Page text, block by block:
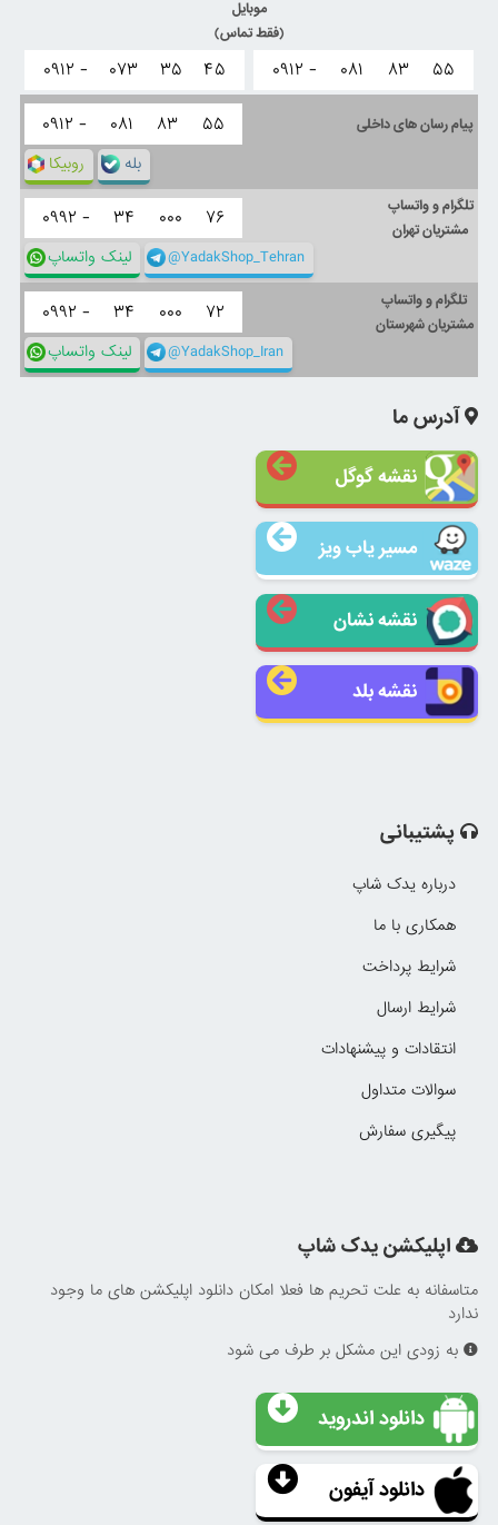
موبایل
(فقط تماس)
۰۹۱۲ - ۰۸۱ ۸۳ ۵۵ ۰۹۱۲ - ۰۷۳ ۳۵ ۴۵
پیام رسان های داخلی ۰۹۱۲ - ۰۸۱ ۸۳ ۵۵
روبیکا بله
تلگرام و واتساپ
مشتریان تهران
۰۹۹۲ - ۳۴ ۰۰۰ ۷۶
لینک واتساپ @YadakShop_Tehran
تلگرام و واتساپ
مشتریان شهرستان
۰۹۹۲ - ۳۴ ۰۰۰ ۷۲
لینک واتساپ @YadakShop_Iran
آدرس ما
نقشه گوگل
مسیر یاب ویز
نقشه نشان
نقشه بلد
پشتیبانی
درباره یدک شاپ
همکاری با ما
شرایط پرداخت
شرایط ارسال
انتقادات و پیشنهادات
سوالات متداول
پیگیری سفارش
اپلیکشن یدک شاپ
متاسفانه به علت تحریم ها فعلا امکان دانلود اپلیکشن های ما وجود
ندارد
به زودی این مشکل بر طرف می شود
دانلود اندروید
دانلود آیفون